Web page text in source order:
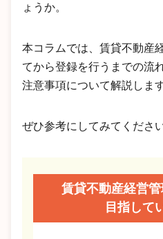
ょうか。
本コラムでは、賃貸不動産
てから登録を行うまでの流
注意事項について解説します
ぜひ参考にしてみてください
賃貸不動産経営
目指して